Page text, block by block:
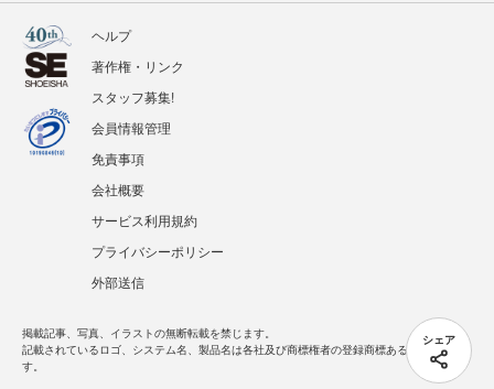
シェア
ヘルプ
著作権・リンク
スタッフ募集!
会員情報管理
免責事項
会社概要
サービス利用規約
プライバシーポリシー
外部送信
掲載記事、写真、イラストの無断転載を禁じます。
記載されているロゴ、システム名、製品名は各社及び商標権者の登録商標あるいは商標で
す。